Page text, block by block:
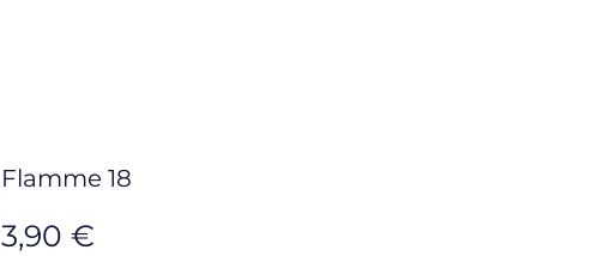
Flamme 18
3,90 €